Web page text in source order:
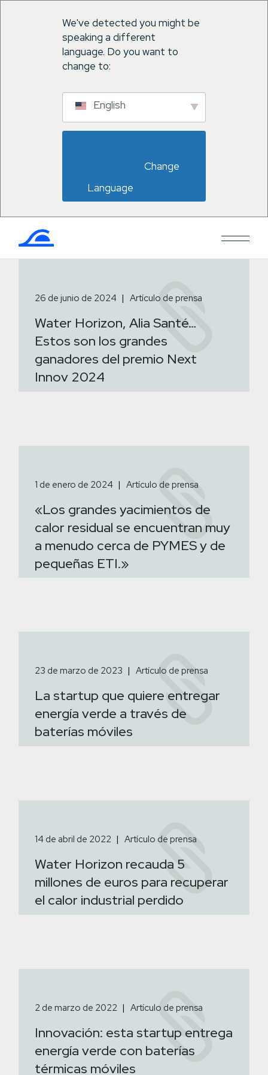
We've detected you might be
speaking a different
language. Do you want to
change to:
English
Language
Saltar
contenido
26 de junio de 2024 Artículo de prensa
Water Horizon, Alia Santé…
Estos son los grandes
ganadores del premio Next
Innov 2024
1 de enero de 2024 Artículo de prensa
«Los grandes yacimientos de
calor residual se encuentran muy
a menudo cerca de PYMES y de
pequeñas ETI.»
23 de marzo de 2023 Artículo de prensa
La startup que quiere entregar
energía verde a través de
baterías móviles
14 de abril de 2022 Artículo de prensa
Water Horizon recauda 5
millones de euros para recuperar
el calor industrial perdido
2 de marzo de 2022 Artículo de prensa
Innovación: esta startup entrega
energía verde con baterías
térmicas móviles